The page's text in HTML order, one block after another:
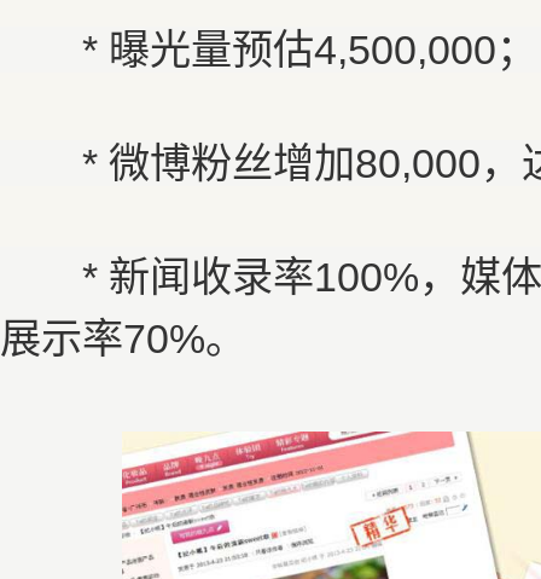
* 曝光量预估4,500,000；
* 微博粉丝增加80,000，
* 新闻收录率100%，媒
展示率70%。